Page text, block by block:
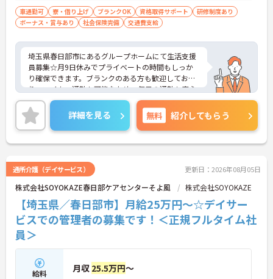
有する仕組みがあり、多職種と連携して介護福祉士
としての視点を日々のケアに反映させることが可能
です。
・少人数のグループホームで日常生活に密着した支
援を行っており、一人ひとりのお客様とじっくり向
き合える体制が整っています。
【自分らしいスタイルを大切にしながら、無理のな
いペースで働き続けられます】
・清潔感と節度があれば髪色やネイルなどの制限が
なく、ご自身の個性を尊重した働き方を叶えられま
す。
きます。
【手厚いフォローアップや継続雇用制度のもと、長
期的な将来像を描けます】
・入社後は定期的な面談やフォロー研修が実施され
るため、新しい施設の手順や業務にもスムーズに馴
染んでいける体制です。
・65歳の定年後も70歳まで勤務可能な再雇用制度が
設けられており、培ったスキルを活かして一つの法
人で安定して活躍し続けられる職場です。
車通勤可 寮・借り上げ ブランクOK 資格取得サポート
研修制度あり
ボーナス・賞与あり
社会保険完備 交通費支給
埼玉県春日部市にあるグループホームにて生活支援
員募集☆月9日休みでプライベートの時間もしっか
り確保できます。ブランクのある方も歓迎してお
り、マイカー通勤も可能なため、毎日の通勤も安心
です♪ご興味のある方には、面接対策ポイントな
ど、さらに詳細をご案内しますのでお気軽にご相談
ください！
詳細を見る 無料 紹介してもらう
通所介護（デイサービス） 更新日：2026年08月05日
株式会社SOYOKAZE春日部ケアセンターそよ風 株式会社SOYOKAZE
【埼玉県／春日部市】月給25万円～☆デイサー
ビスでの管理者の募集です！＜正規フルタイム社
員＞
給料 月収 25.5万円～